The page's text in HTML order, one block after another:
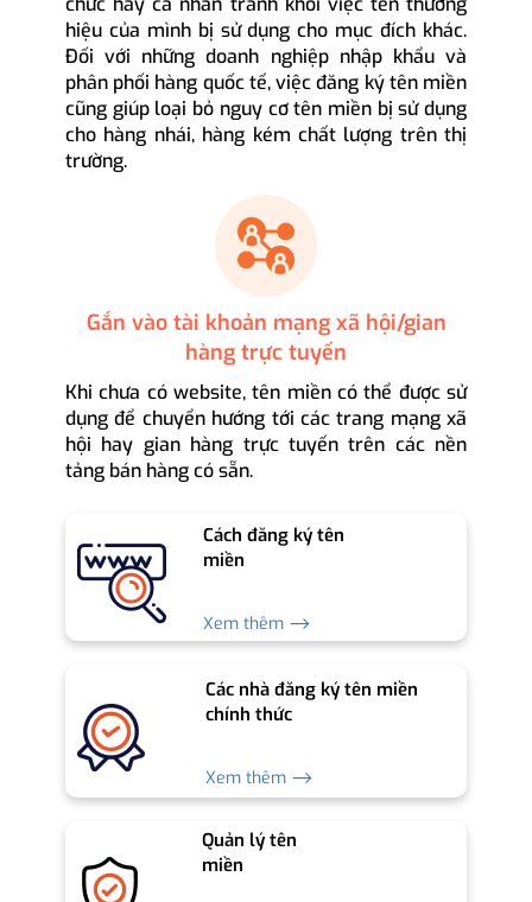
hiệu của mình bị sử dụng cho mục đích khác.
Đối với những doanh nghiệp nhập khẩu và
phân phối hàng quốc tế, việc đăng ký tên miền
cũng giúp loại bỏ nguy cơ tên miền bị sử dụng
cho hàng nhái, hàng kém chất lượng trên thị
trường.
Gắn vào tài khoản mạng xã hội/gian
hàng trực tuyến
Khi chưa có website, tên miền có thể được sử
dụng để chuyển hướng tới các trang mạng xã
hội hay gian hàng trực tuyến trên các nền
tảng bán hàng có sẵn.
Cách đăng ký tên
miền
Xem thêm ⟶
Các nhà đăng ký tên miền
chính thức
Xem thêm ⟶
Quản lý tên
miền